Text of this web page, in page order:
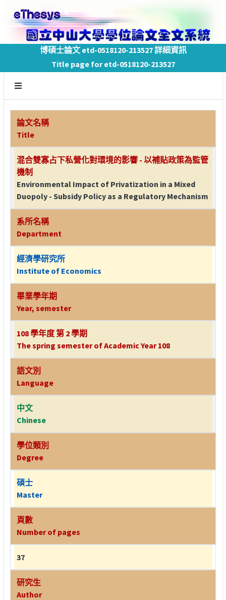
博碩士論文 etd-0518120-213527 詳細資訊
Title page for etd-0518120-213527
論文名稱
Title
混合雙寡占下私營化對環境的影響 - 以補貼政策為監管
機制
Environmental Impact of Privatization in a Mixed
Duopoly - Subsidy Policy as a Regulatory Mechanism
系所名稱
Department
經濟學研究所
Institute of Economics
畢業學年期
Year, semester
108 學年度 第 2 學期
The spring semester of Academic Year 108
語文別
Language
中文
Chinese
學位類別
Degree
碩士
Master
頁數
Number of pages
37
研究生
Author